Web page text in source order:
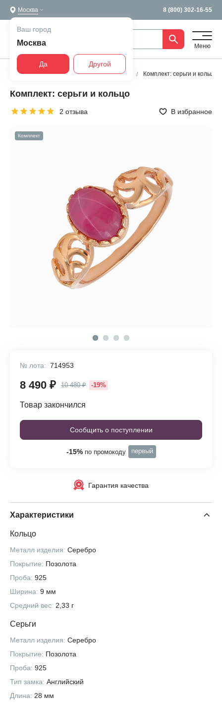
Москва 8 (800) 302-16-55
Ваш город
Москва
Да Другой
Меню
Главная Все украшения Комплекты Комплект: серьги и кольцо
Комплект: серьги и кольцо
2 отзыва В избранное
Комплект
№ лота: 714953
8 490 ₽ 10 480 ₽ -19%
Товар закончился
Сообщить о поступлении
-15%по промокоду первый
Гарантия качества
Характеристики
Кольцо
Металл изделия: Серебро
Покрытие: Позолота
Проба: 925
Ширина: 9 мм
Средний вес: 2,33 г
Серьги
Металл изделия: Серебро
Покрытие: Позолота
Проба: 925
Тип замка: Английский
Длина: 28 мм